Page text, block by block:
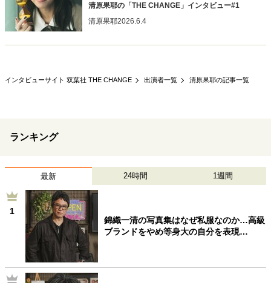
清原果耶の「THE CHANGE」インタビュー#1
清原果耶2026.6.4
インタビューサイト 双葉社 THE CHANGE 出演者一覧 清原果耶の記事一覧
ランキング
最新 24時間 1週間
1
錦織一清の写真集はなぜ私服なのか…高級
ブランドをやめ等身大の自分を表現…